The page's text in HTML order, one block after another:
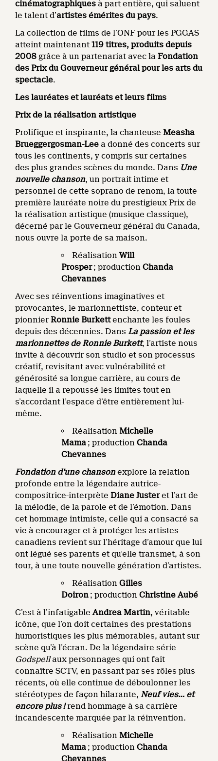
cinématographiques à part entière, qui saluent
le talent d’artistes émérites du pays.
La collection de films de l’ONF pour les PGGAS
atteint maintenant119 titres, produits depuis
2008 grâce à un partenariat avec laFondation
des Prix du Gouverneur général pour les arts du
spectacle.
Les lauréates et lauréats et leurs films
Prix de la réalisation artistique
Prolifique et inspirante, la chanteuse Measha
Brueggergosman-Lee a donné des concerts sur
tous les continents, y compris sur certaines
des plus grandes scènes du monde. Dans Une
nouvelle chanson, un portrait intime et
personnel de cette soprano de renom, la toute
première lauréate noire du prestigieux Prix de
la réalisation artistique (musique classique),
décerné par le Gouverneur général du Canada,
nous ouvre la porte de sa maison.
RéalisationWill
Prosper; productionChanda
Chevannes
Avec ses réinventions imaginatives et
provocantes, le marionnettiste, conteur et
pionnierRonnie Burkettenchante les foules
depuis des décennies. Dans La passion et les
marionnettes de Ronnie Burkett, l’artiste nous
invite à découvrir son studio et son processus
créatif, revisitant avec vulnérabilité et
générosité sa longue carrière, au cours de
laquelle il a repoussé les limites tout en
s’accordant l’espace d’être entièrement lui-
même.
Réalisation Michelle
Mama ; productionChanda
Chevannes
Fondation d’une chansonexplore la relation
profonde entre la légendaire autrice-
compositrice-interprèteDiane Justeret l’art de
la mélodie, de la parole et de l’émotion. Dans
cet hommage intimiste, celle qui a consacré sa
vie à encourager et à protéger les artistes
canadiens revient sur l’héritage d’amour que lui
ont légué ses parents et qu’elle transmet, à son
tour, à une toute nouvelle génération d’artistes.
Réalisation Gilles
Doiron ; productionChristine Aubé
C’est à l’infatigableAndrea Martin, véritable
icône, que l’on doit certaines des prestations
humoristiques les plus mémorables, autant sur
scène qu’à l’écran. De la légendaire série
Godspellaux personnages qui ont fait
connaître SCTV, en passant par ses rôles plus
récents, où elle continue de déboulonner les
stéréotypes de façon hilarante, Neuf vies… et
encore plus !rend hommage à sa carrière
incandescente marquée par la réinvention.
Réalisation Michelle
Mama ; productionChanda
Chevannes